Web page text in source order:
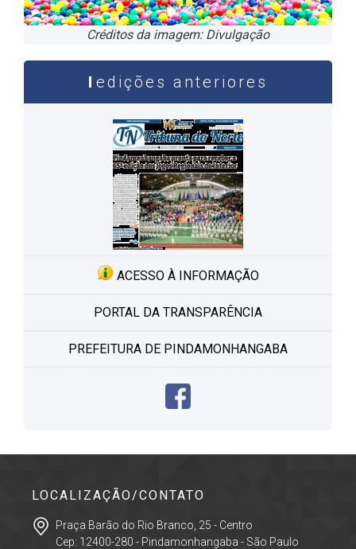
Créditos da imagem: Divulgação
edições anteriores
ACESSO À INFORMAÇÃO
PORTAL DA TRANSPARÊNCIA
PREFEITURA DE PINDAMONHANGABA
LOCALIZAÇÃO/CONTATO
Praça Barão do Rio Branco, 25 - Centro
Cep: 12400-280 - Pindamonhangaba - São Paulo